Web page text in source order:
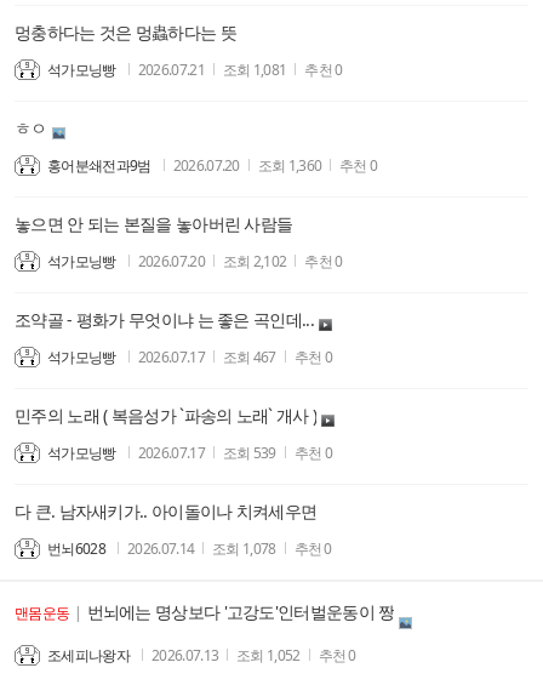
멍충하다는 것은 멍蟲하다는 뜻
석가모닝빵 2026.07.21 조회 1,081 추천0
ㅎㅇ
홍어분쇄전과9범 2026.07.20 조회 1,360 추천 0
놓으면 안 되는 본질을 놓아버린 사람들
석가모닝빵 2026.07.20 조회 2,102 추천0
조약골 - 평화가 무엇이냐 는 좋은 곡인데...
석가모닝빵 2026.07.17 조회 467 추천 0
민주의 노래 ( 복음성가 `파송의 노래` 개사 )
석가모닝빵 2026.07.17 조회 539 추천 0
다 큰. 남자새키가.. 아이돌이나 치켜세우면
번뇌6028 2026.07.14 조회 1,078 추천0
맨몸운동 | 번뇌에는 명상보다 '고강도'인터벌운동이 짱
조세피나왕자 2026.07.13 조회 1,052 추천0